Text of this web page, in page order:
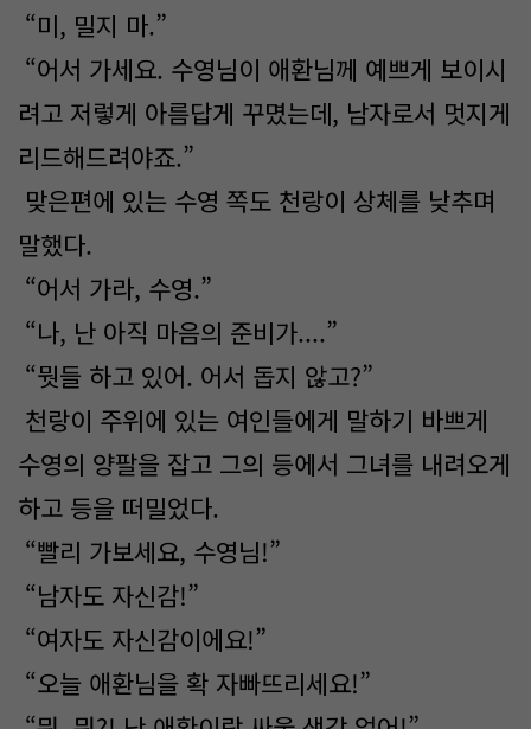
“미, 밀지 마.”
“어서 가세요. 수영님이 애환님께 예쁘게 보이시
려고 저렇게 아름답게 꾸몄는데, 남자로서 멋지게
리드해드려야죠.”
맞은편에 있는 수영 쪽도 천랑이 상체를 낮추며
말했다.
“어서 가라, 수영.”
“나, 난 아직 마음의 준비가....”
“뭣들 하고 있어. 어서 돕지 않고?”
천랑이 주위에 있는 여인들에게 말하기 바쁘게
수영의 양팔을 잡고 그의 등에서 그녀를 내려오게
하고 등을 떠밀었다.
“빨리 가보세요, 수영님!”
“남자도 자신감!”
“여자도 자신감이에요!”
“오늘 애환님을 확 자빠뜨리세요!”